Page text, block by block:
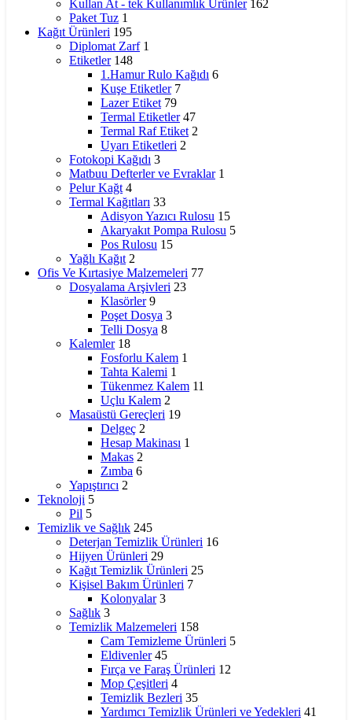
Kullan At - tek Kullanımlık Ürünler 162
Paket Tuz 1
Kağıt Ürünleri 195
Diplomat Zarf 1
Etiketler 148
1.Hamur Rulo Kağıdı 6
Kuşe Etiketler 7
Lazer Etiket 79
Termal Etiketler 47
Termal Raf Etiket 2
Uyarı Etiketleri 2
Fotokopi Kağıdı 3
Matbuu Defterler ve Evraklar 1
Pelur Kağt 4
Termal Kağıtları 33
Adisyon Yazıcı Rulosu 15
Akaryakıt Pompa Rulosu 5
Pos Rulosu 15
Yağlı Kağıt 2
Ofis Ve Kırtasiye Malzemeleri 77
Dosyalama Arşivleri 23
Klasörler 9
Poşet Dosya 3
Telli Dosya 8
Kalemler 18
Fosforlu Kalem 1
Tahta Kalemi 1
Tükenmez Kalem 11
Uçlu Kalem 2
Masaüstü Gereçleri 19
Delgeç 2
Hesap Makinası 1
Makas 2
Zımba 6
Yapıştırıcı 2
Teknoloji 5
Pil 5
Temizlik ve Sağlık 245
Deterjan Temizlik Ürünleri 16
Hijyen Ürünleri 29
Kağıt Temizlik Ürünleri 25
Kişisel Bakım Ürünleri 7
Kolonyalar 3
Sağlık 3
Temizlik Malzemeleri 158
Cam Temizleme Ürünleri 5
Eldivenler 45
Fırça ve Faraş Ürünleri 12
Mop Çeşitleri 4
Temizlik Bezleri 35
Yardımcı Temizlik Ürünleri ve Yedekleri 41